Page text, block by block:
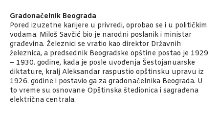
Gradonačelnik Beograda
Pored izuzetne karijere u privredi, oprobao se i u političkim
vodama. Miloš Savčić bio je narodni poslanik i ministar
građevina. Železnici se vratio kao direktor Državnih
železnica, a predsednik Beogradske opštine postao je 1929
– 1930. godine, kada je posle uvođenja Šestojanuarske
diktature, kralj Aleksandar raspustio opštinsku upravu iz
1926. godine i postavio ga za gradonačelnika Beograda. U
to vreme su osnovane Opštinska štedionica i sagrađena
električna centrala.